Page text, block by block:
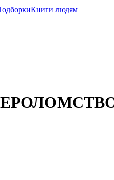
Книги людям